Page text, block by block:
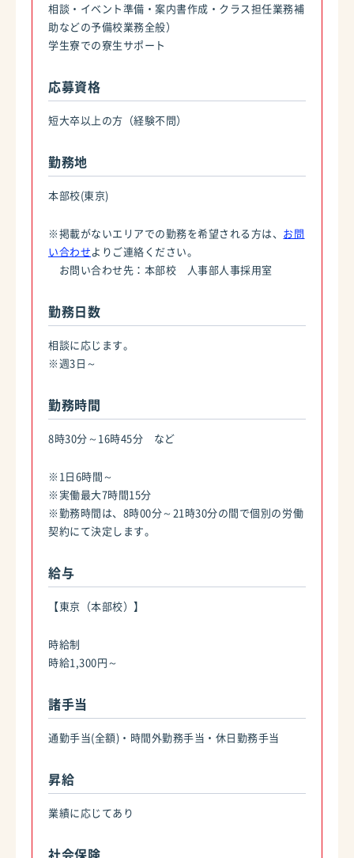
相談・イベント準備・案内書作成・クラス担任業務補
助などの予備校業務全般）
学生寮での寮生サポート
応募資格
短大卒以上の方（経験不問）
勤務地
本部校(東京)
※掲載がないエリアでの勤務を希望される方は、 お問
い合わせよりご連絡ください。
お問い合わせ先：本部校 人事部人事採用室
勤務日数
相談に応じます。
※週3日～
勤務時間
8時30分～16時45分 など
※1日6時間～
※実働最大7時間15分
※勤務時間は、8時00分～21時30分の間で個別の労働
契約にて決定します。
給与
【東京（本部校）】
時給制
時給1,300円～
諸手当
通勤手当(全額)・時間外勤務手当・休日勤務手当
昇給
業績に応じてあり
社会保険